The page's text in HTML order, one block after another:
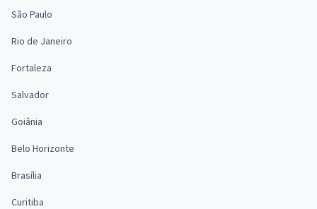
São Paulo
Rio de Janeiro
Fortaleza
Salvador
Goiânia
Belo Horizonte
Brasília
Curitiba